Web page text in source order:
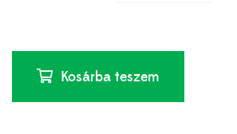
Kosárba teszem